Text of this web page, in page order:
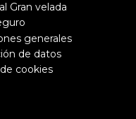
Gran velada
generales
de datos
cookies